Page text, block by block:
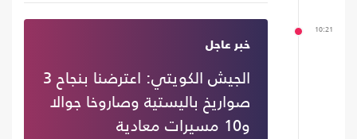
10:21
خبر عاجل
الجيش الكويتي: اعترضنا بنجاح 3
صواريخ باليستية وصاروخا جوالا
و10 مسيرات معادية